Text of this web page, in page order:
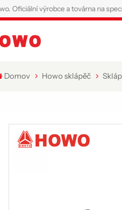
a továrna na speciální nákladní
Domov Howo sklápěč